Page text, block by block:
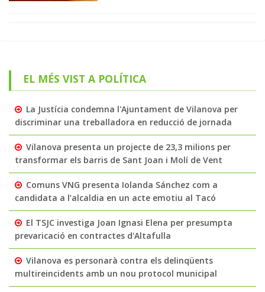
EL MÉS VIST A POLÍTICA
La Justícia condemna l'Ajuntament de Vilanova per
discriminar una treballadora en reducció de jornada
Vilanova presenta un projecte de 23,3 milions per
transformar els barris de Sant Joan i Molí de Vent
Comuns VNG presenta Iolanda Sánchez com a
candidata a l’alcaldia en un acte emotiu al Tacó
El TSJC investiga Joan Ignasi Elena per presumpta
prevaricació en contractes d'Altafulla
Vilanova es personarà contra els delinqüents
multireincidents amb un nou protocol municipal